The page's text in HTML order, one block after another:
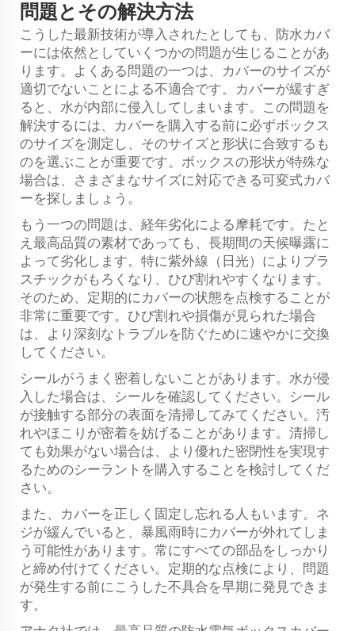
問題とその解決方法
こうした最新技術が導入されたとしても、防水カバ
ーには依然としていくつかの問題が生じることがあ
ります。よくある問題の一つは、カバーのサイズが
適切でないことによる不適合です。カバーが緩すぎ
ると、水が内部に侵入してしまいます。この問題を
解決するには、カバーを購入する前に必ずボックス
のサイズを測定し、そのサイズと形状に合致するも
のを選ぶことが重要です。ボックスの形状が特殊な
場合は、さまざまなサイズに対応できる可変式カバ
ーを探しましょう。
もう一つの問題は、経年劣化による摩耗です。たと
え最高品質の素材であっても、長期間の天候曝露に
よって劣化します。特に紫外線（日光）によりプラ
スチックがもろくなり、ひび割れやすくなります。
そのため、定期的にカバーの状態を点検することが
非常に重要です。ひび割れや損傷が見られた場合
は、より深刻なトラブルを防ぐために速やかに交換
してください。
シールがうまく密着しないことがあります。水が侵
入した場合は、シールを確認してください。シール
が接触する部分の表面を清掃してみてください。汚
れやほこりが密着を妨げることがあります。清掃し
ても効果がない場合は、より優れた密閉性を実現す
るためのシーラントを購入することを検討してくだ
さい。
また、カバーを正しく固定し忘れる人もいます。ネ
ジが緩んでいると、暴風雨時にカバーが外れてしま
う可能性があります。常にすべての部品をしっかり
と締め付けてください。定期的な点検により、問題
が発生する前にこうした不具合を早期に発見できま
す。